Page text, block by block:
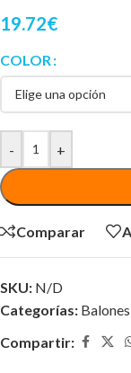
19.72€
COLOR
- +
Comparar
SKU: N/D
Categorías:
Compartir: